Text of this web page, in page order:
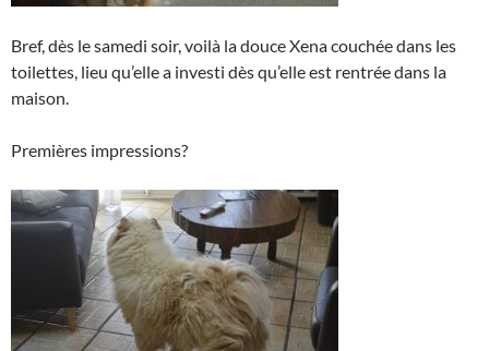
Bref, dès le samedi soir, voilà la douce Xena couchée dans les
toilettes, lieu qu’elle a investi dès qu’elle est rentrée dans la
maison.
Premières impressions?